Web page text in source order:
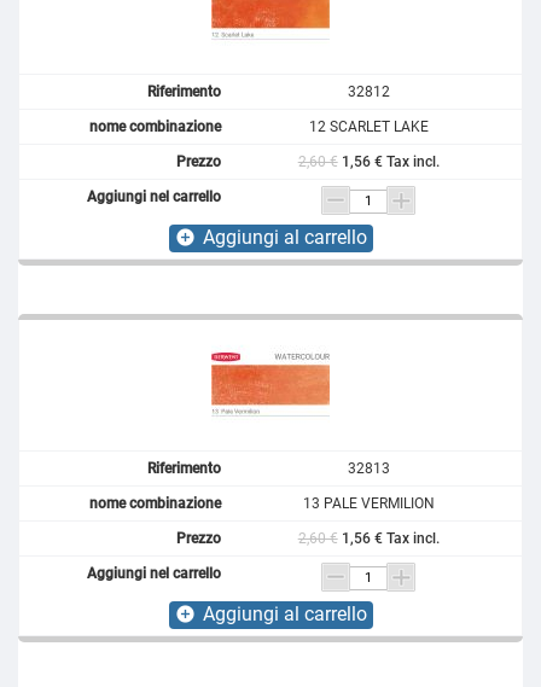
32812
12 SCARLET LAKE
2,60 € 1,56 € Tax incl.
add_circle Aggiungi al carrello
32813
13 PALE VERMILION
2,60 € 1,56 € Tax incl.
add_circle Aggiungi al carrello